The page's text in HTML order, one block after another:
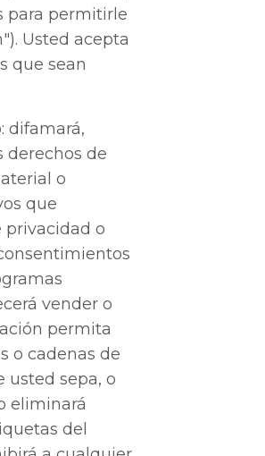
para permitirle
Usted acepta
que sean
difamará,
derechos de
o
que
privacidad o
vender o
permita
o cadenas de
usted sepa, o
eliminará
del